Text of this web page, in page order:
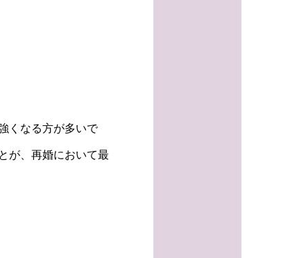
くなる方が多いで
が、再婚において最